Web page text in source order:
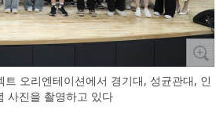
오리엔테이션에서 경기대, 성균관대, 인
사진을 촬영하고 있다